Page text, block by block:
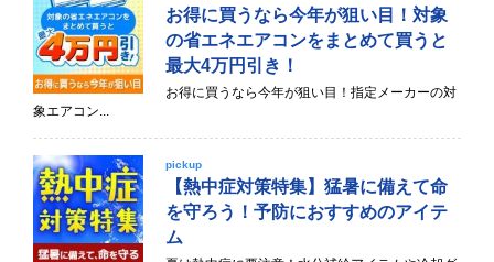
お得に買うなら今年が狙い目！対象
の省エネエアコンをまとめて買うと
最大4万円引き！
お得に買うなら今年が狙い目！指定メーカーの対
象エアコン...
pickup
【熱中症対策特集】猛暑に備えて命
を守ろう！予防におすすめのアイテ
ム